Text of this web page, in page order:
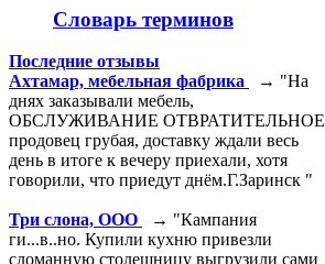
Словарь терминов
Последние отзывы
Ахтамар, мебельная фабрика
→ "На
днях заказывали мебель,
ОБСЛУЖИВАНИЕ ОТВРАТИТЕЛЬНОЕ
продовец грубая, доставку ждали весь
день в итоге к вечеру приехали, хотя
говорили, что приедут днём.Г.Заринск "
Три слона, ООО
→ "Кампания
ги...в..но. Купили кухню привезли
сломанную столешницу выгрузили сами